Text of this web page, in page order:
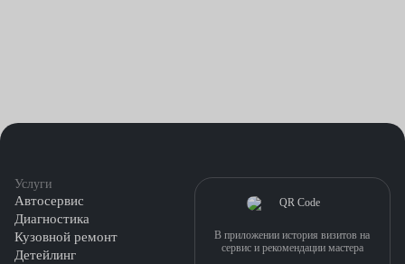
Услуги
Автосервис
Диагностика
Кузовной ремонт
Детейлинг
В приложении история визитов на
сервис и рекомендации мастера